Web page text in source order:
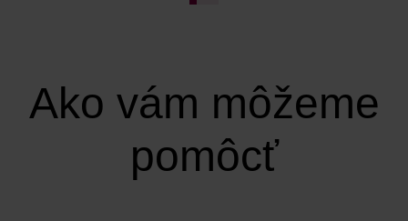
Ako vám môžeme
pomôcť